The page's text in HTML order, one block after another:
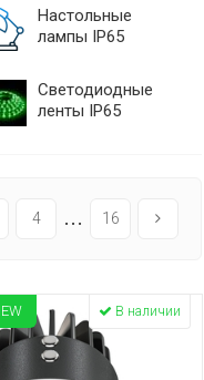
Настольные
лампы IP65
Светодиодные
ленты IP65
4 ... 16
В наличии